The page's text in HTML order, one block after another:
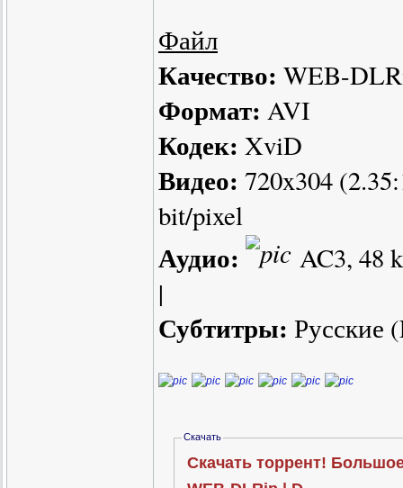
Файл
Качество: WEB-
Формат: AVI
Кодек: XviD
Видео: 720x304
bit/pixel
Аудио:
AC3, 48
|
Субтитры: Русские
Скачать
Скачать торрент!